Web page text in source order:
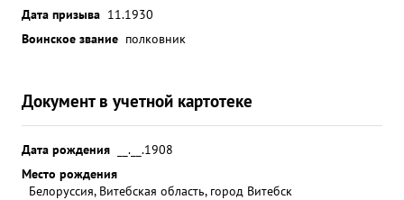
Дата призыва 11.1930
Воинское звание полковник
Документ в учетной картотеке
Дата рождения
__.__.1908
Место рождения
Белоруссия, Витебская область, город Витебск